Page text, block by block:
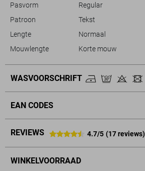
Pasvorm
Regular
Patroon
Tekst
Lengte
Normaal
Mouwlengte
Korte mouw
WASVOORSCHRIFT
EAN CODES
REVIEWS 4.7/5 (17 reviews)
WINKELVOORRAAD